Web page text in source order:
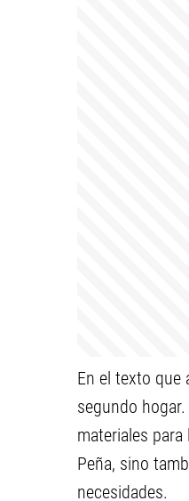
En el texto que
segundo
materiales
Peña, sino
necesidades.